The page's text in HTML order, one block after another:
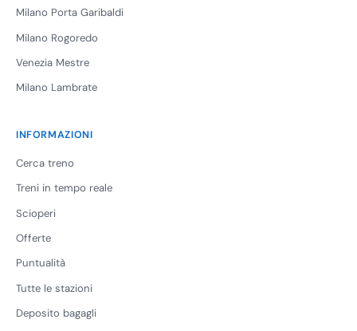
Milano Porta Garibaldi
Milano Rogoredo
Venezia Mestre
Milano Lambrate
INFORMAZIONI
Cerca treno
Treni in tempo reale
Scioperi
Offerte
Puntualità
Tutte le stazioni
Deposito bagagli